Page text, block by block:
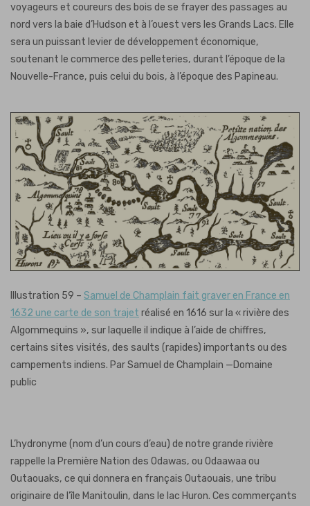
voyageurs et coureurs des bois de se frayer des passages au
nord vers la baie d’Hudson et à l’ouest vers les Grands Lacs. Elle
sera un puissant levier de développement économique,
soutenant le commerce des pelleteries, durant l’époque de la
Nouvelle-France, puis celui du bois, à l’époque des Papineau.
Illustration 59 – Samuel de Champlain fait graver en France en
1632 une carte de son trajet réalisé en 1616 sur la « rivière des
Algommequins », sur laquelle il indique à l’aide de chiffres,
certains sites visités, des saults (rapides) importants ou des
campements indiens. Par Samuel de Champlain —Domaine
public
L’hydronyme (nom d’un cours d’eau) de notre grande rivière
rappelle la Première Nation des Odawas, ou Odaawaa ou
Outaouaks, ce qui donnera en français Outaouais, une tribu
originaire de l’île Manitoulin, dans le lac Huron. Ces commerçants